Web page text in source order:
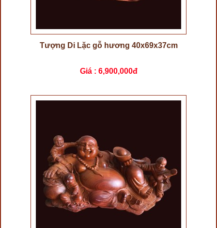
Tượng Di Lặc gỗ hương 40x69x37cm
Giá : 6,900,000đ